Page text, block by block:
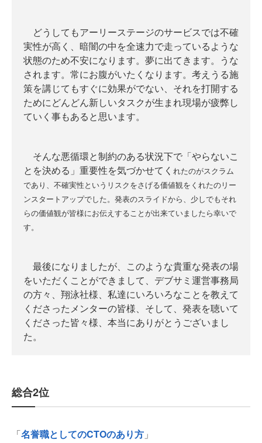
どうしてもアーリーステージのサービスでは不確
実性が高く、暗闇の中を全速力で走っているような
状態のため不安になります。夢に出てきます。うな
されます。常にお腹がいたくなります。考えうる施
策を講じてもすぐに効果がでない、それを打開する
ためにどんどん新しいタスクが生まれ現場が疲弊し
ていく事もあると思います。
そんな悪循環と制約のある状況下で「やらないこ
とを決める」重要性を気づかせてく れたのがスクラム
であり、不確実性というリスクをさげる価値観をくれたのリー
ンスタートアップでした。発表のスライドから、少しでもそれ
らの価値観が皆様にお伝えすることが出来ていましたら幸いで
す。
最後になりましたが、このような貴重な発表の場
をいただくことができまして、デブサミ運営事務局
の方々、翔泳社様、私達にいろいろなことを教えて
くださったメンターの皆様、そして、発表を聴いて
くださった皆々様、本当にありがとうございまし
た。
総合2位
「名誉職としてのCTOのあり方 」